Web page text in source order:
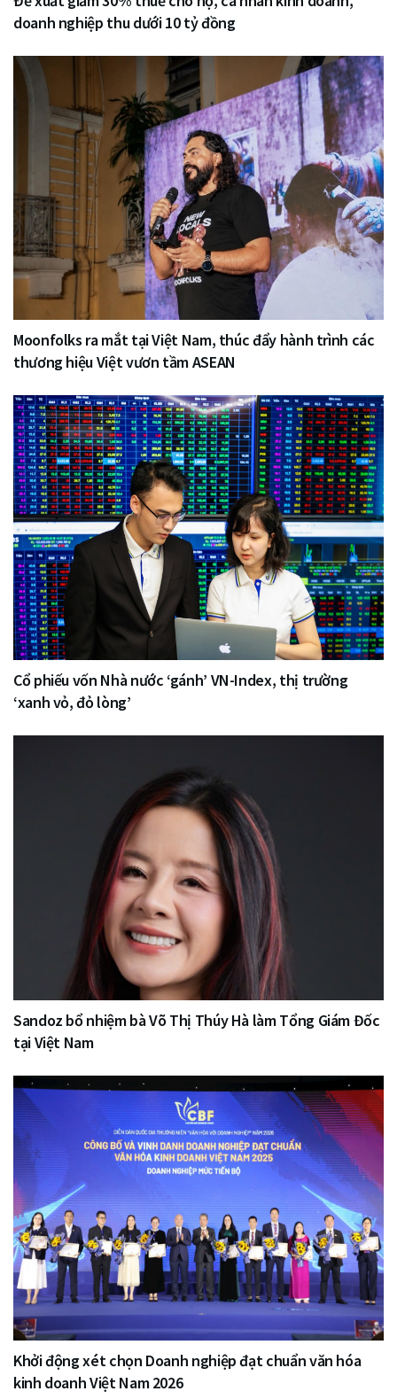
doanh nghiệp thu dưới 10 tỷ đồng
Moonfolks ra mắt tại Việt Nam, thúc đẩy hành trình các
thương hiệu Việt vươn tầm ASEAN
Cổ phiếu vốn Nhà nước ‘gánh’ VN-Index, thị trường
‘xanh vỏ, đỏ lòng’
Sandoz bổ nhiệm bà Võ Thị Thúy Hà làm Tổng Giám Đốc
tại Việt Nam
Khởi động xét chọn Doanh nghiệp đạt chuẩn văn hóa
kinh doanh Việt Nam 2026